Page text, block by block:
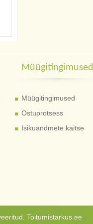
Müügitingimused
Müügitingimused
Ostuprotsess
Isikuandmete kaitse
Toitumistarkus.ee